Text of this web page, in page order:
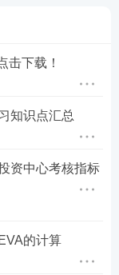
库会员，加送
解答，及时解
科无忧考期送
同价
课程
击下载！
知识点汇总
资中心考核指标
的计算